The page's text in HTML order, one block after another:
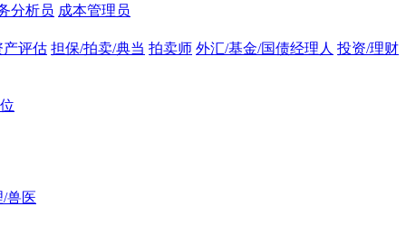
分析员 成本管理员
产评估 担保/拍卖/典当 拍卖师 外汇/基金/国债经理人 投资/理财
/兽医